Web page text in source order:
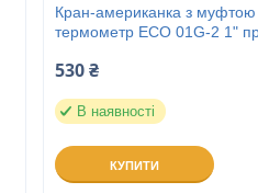
Кран-американка з муфтою
термометр ECO 01G-2 1"
530 ₴
В наявності
КУПИТИ